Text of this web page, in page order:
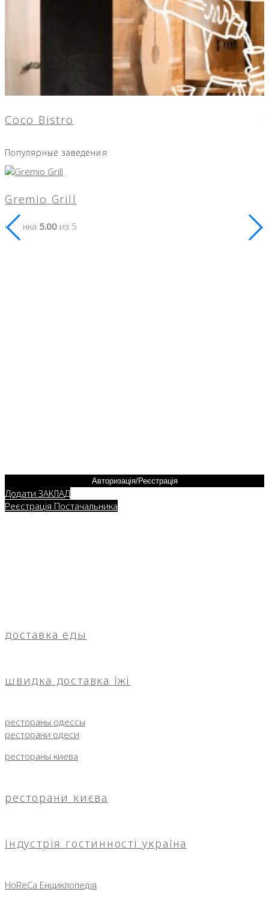
Coco Bistro
Популярные заведения
Gremio Grill
Оценка 5.00 из 5
Авторизація/Реєстрація
Додати ЗАКЛАД
Реєстрація Постачальника
доставка еды
швидка доставка їжі
рестораны одессы
ресторани одеси
рестораны киева
ресторани києва
індустрія гостинності україна
HoReCa Енциклопедія